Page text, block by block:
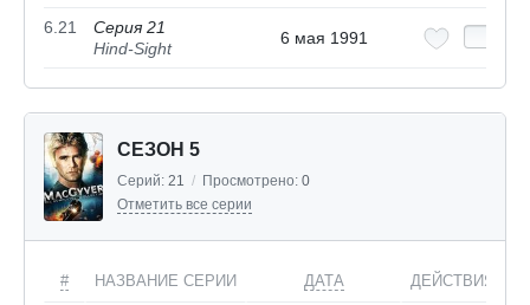
6.21
Серия 21
Hind-Sight
6 мая 1991
СЕЗОН 5
Серий: 21 / Просмотрено: 0
Отметить все серии
# НАЗВАНИЕ СЕРИИ ДАТА ДЕЙСТВИЯ